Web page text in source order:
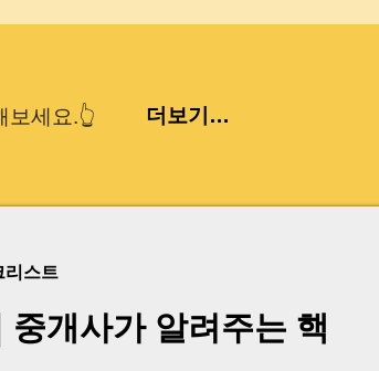
너뛰기
보세요.👆
더보기…
리스트
개사가 알려주는 핵